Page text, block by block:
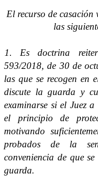
El recurso de casación
las
1. Es doctrina
593/2018, de 30 de
las que se recogen en
discute la guarda y
examinarse si el Juez
el principio de
motivando
probados de la
conveniencia de que
guarda.